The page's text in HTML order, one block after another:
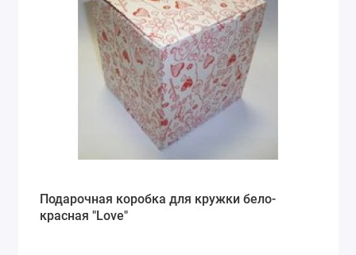
Подарочная коробка для кружки бело-
красная "Love"